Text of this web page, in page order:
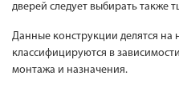
дверей следует выбирать также
Данные конструкции делятся на
классифицируются в
монтажа и назначения.